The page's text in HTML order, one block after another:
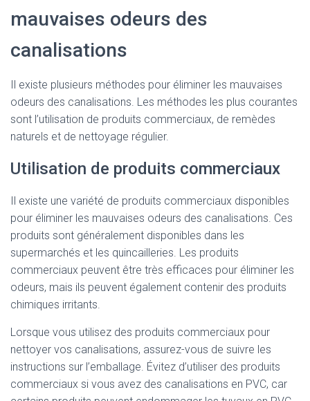
mauvaises odeurs des
canalisations
Il existe plusieurs méthodes pour éliminer les mauvaises
odeurs des canalisations. Les méthodes les plus courantes
sont l’utilisation de produits commerciaux, de remèdes
naturels et de nettoyage régulier.
Utilisation de produits commerciaux
Il existe une variété de produits commerciaux disponibles
pour éliminer les mauvaises odeurs des canalisations. Ces
produits sont généralement disponibles dans les
supermarchés et les quincailleries. Les produits
commerciaux peuvent être très efficaces pour éliminer les
odeurs, mais ils peuvent également contenir des produits
chimiques irritants.
Lorsque vous utilisez des produits commerciaux pour
nettoyer vos canalisations, assurez-vous de suivre les
instructions sur l’emballage. Évitez d’utiliser des produits
commerciaux si vous avez des canalisations en PVC, car